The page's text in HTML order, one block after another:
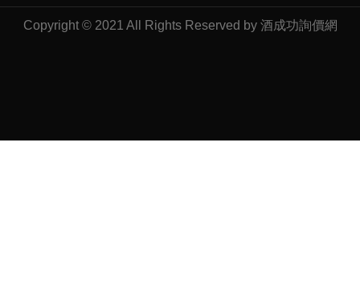
Copyright © 2021 All Rights Reserved by 酒成功詢價網